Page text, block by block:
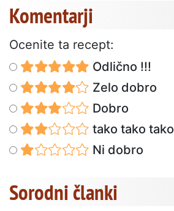
Komentarji
Ocenite ta recept:
Odlično !!!
Zelo dobro
Dobro
tako tako tako
Ni dobro
Sorodni članki